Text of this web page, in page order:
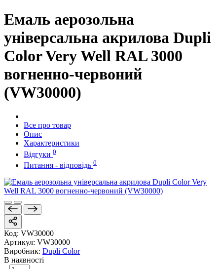
Емаль аерозольна
універсальна акрилова Dupli
Color Very Well RAL 3000
вогненно-червоний
(VW30000)
Все про товар
Опис
Характеристики
Відгуки 0
Питання - відповідь 0
Код: VW30000
Артикул: VW30000
Виробник: Dupli Color
В наявності